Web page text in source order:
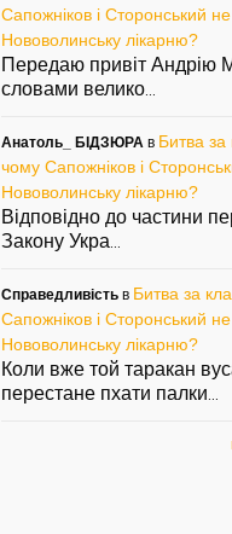
Сапожніков і Сторонський
Нововолинську лікарню?
Передаю привіт Андрію
словами велико
Анатоль_ БІДЗЮРА в Битва за
чому Сапожніков і
Нововолинську лікарню?
Відповідно до частини
Закону Укра
Справедливість в Битва за
Сапожніков і Сторонський
Нововолинську лікарню?
Коли вже той таракан
перестане пхати палки